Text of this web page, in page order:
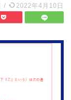
/ 2022年4月10日